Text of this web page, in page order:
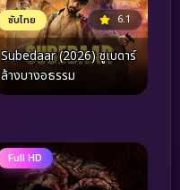
ซับไทย 6.1
Subedaar (2026) ซูเบดาร์
ล้างบางอธรรม
Full HD